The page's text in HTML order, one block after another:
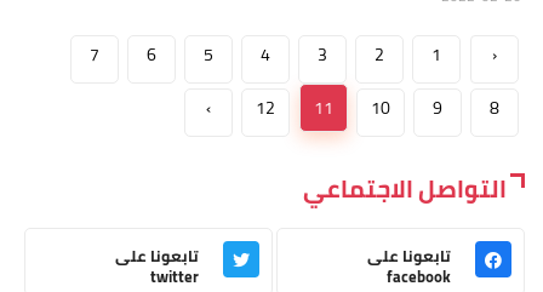
‹
1
2
3
4
5
6
7
8
9
10
11
12
›
التواصل الاجتماعي
تابعونا على
facebook
تابعونا على
twitter